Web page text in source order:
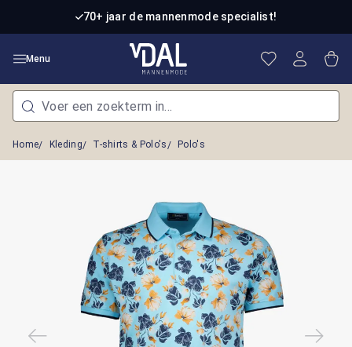
Ga naar de hoofdinhoud70+ jaar de mannenmode specialist!
Menu Je hebt 0
Home Kleding T-shirts & Polo's Polo's